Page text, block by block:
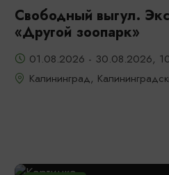
Свободный выгул.
«Другой зоопарк»
01.08.2026 - 30.08.2026,
Калининград,